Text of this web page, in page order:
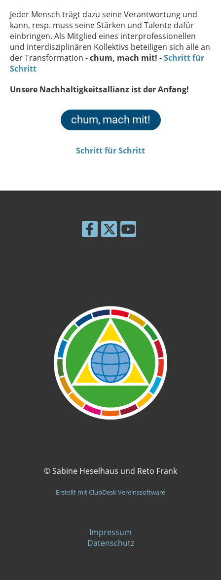
Jeder Mensch trägt dazu seine Verantwortung und
kann, resp. muss seine Stärken und Talente dafür
einbringen. Als Mitglied eines interprofessionellen
und interdisziplinären Kollektivs beteiligen sich alle an
der Transformation -chum, mach mit! -Schritt für
Schritt
Unsere Nachhaltigkeitsallianz ist der Anfang!
chum, mach mit!
Schritt für Schritt
© Sabine Heselhaus und Reto Frank
Erstellt mit ClubDesk Vereinssoftware
Impressum
Datenschutz